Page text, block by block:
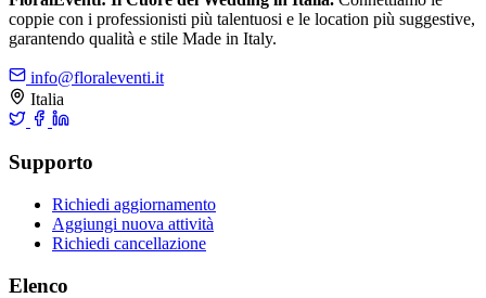
coppie con i professionisti più talentuosi e le location più suggestive,
garantendo qualità e stile Made in Italy.
info@floraleventi.it
Italia
Supporto
Richiedi aggiornamento
Aggiungi nuova attività
Richiedi cancellazione
Elenco